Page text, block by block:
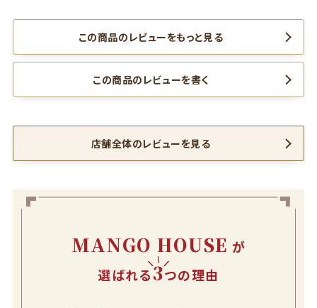
この商品のレビューをもっと見る
この商品のレビューを書く
店舗全体のレビューを見る
MANGO HOUSE が
選ばれる3つの理由